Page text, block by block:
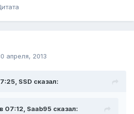
апреля, 2013
SSD сказал:
07:12, Saab95 сказал: